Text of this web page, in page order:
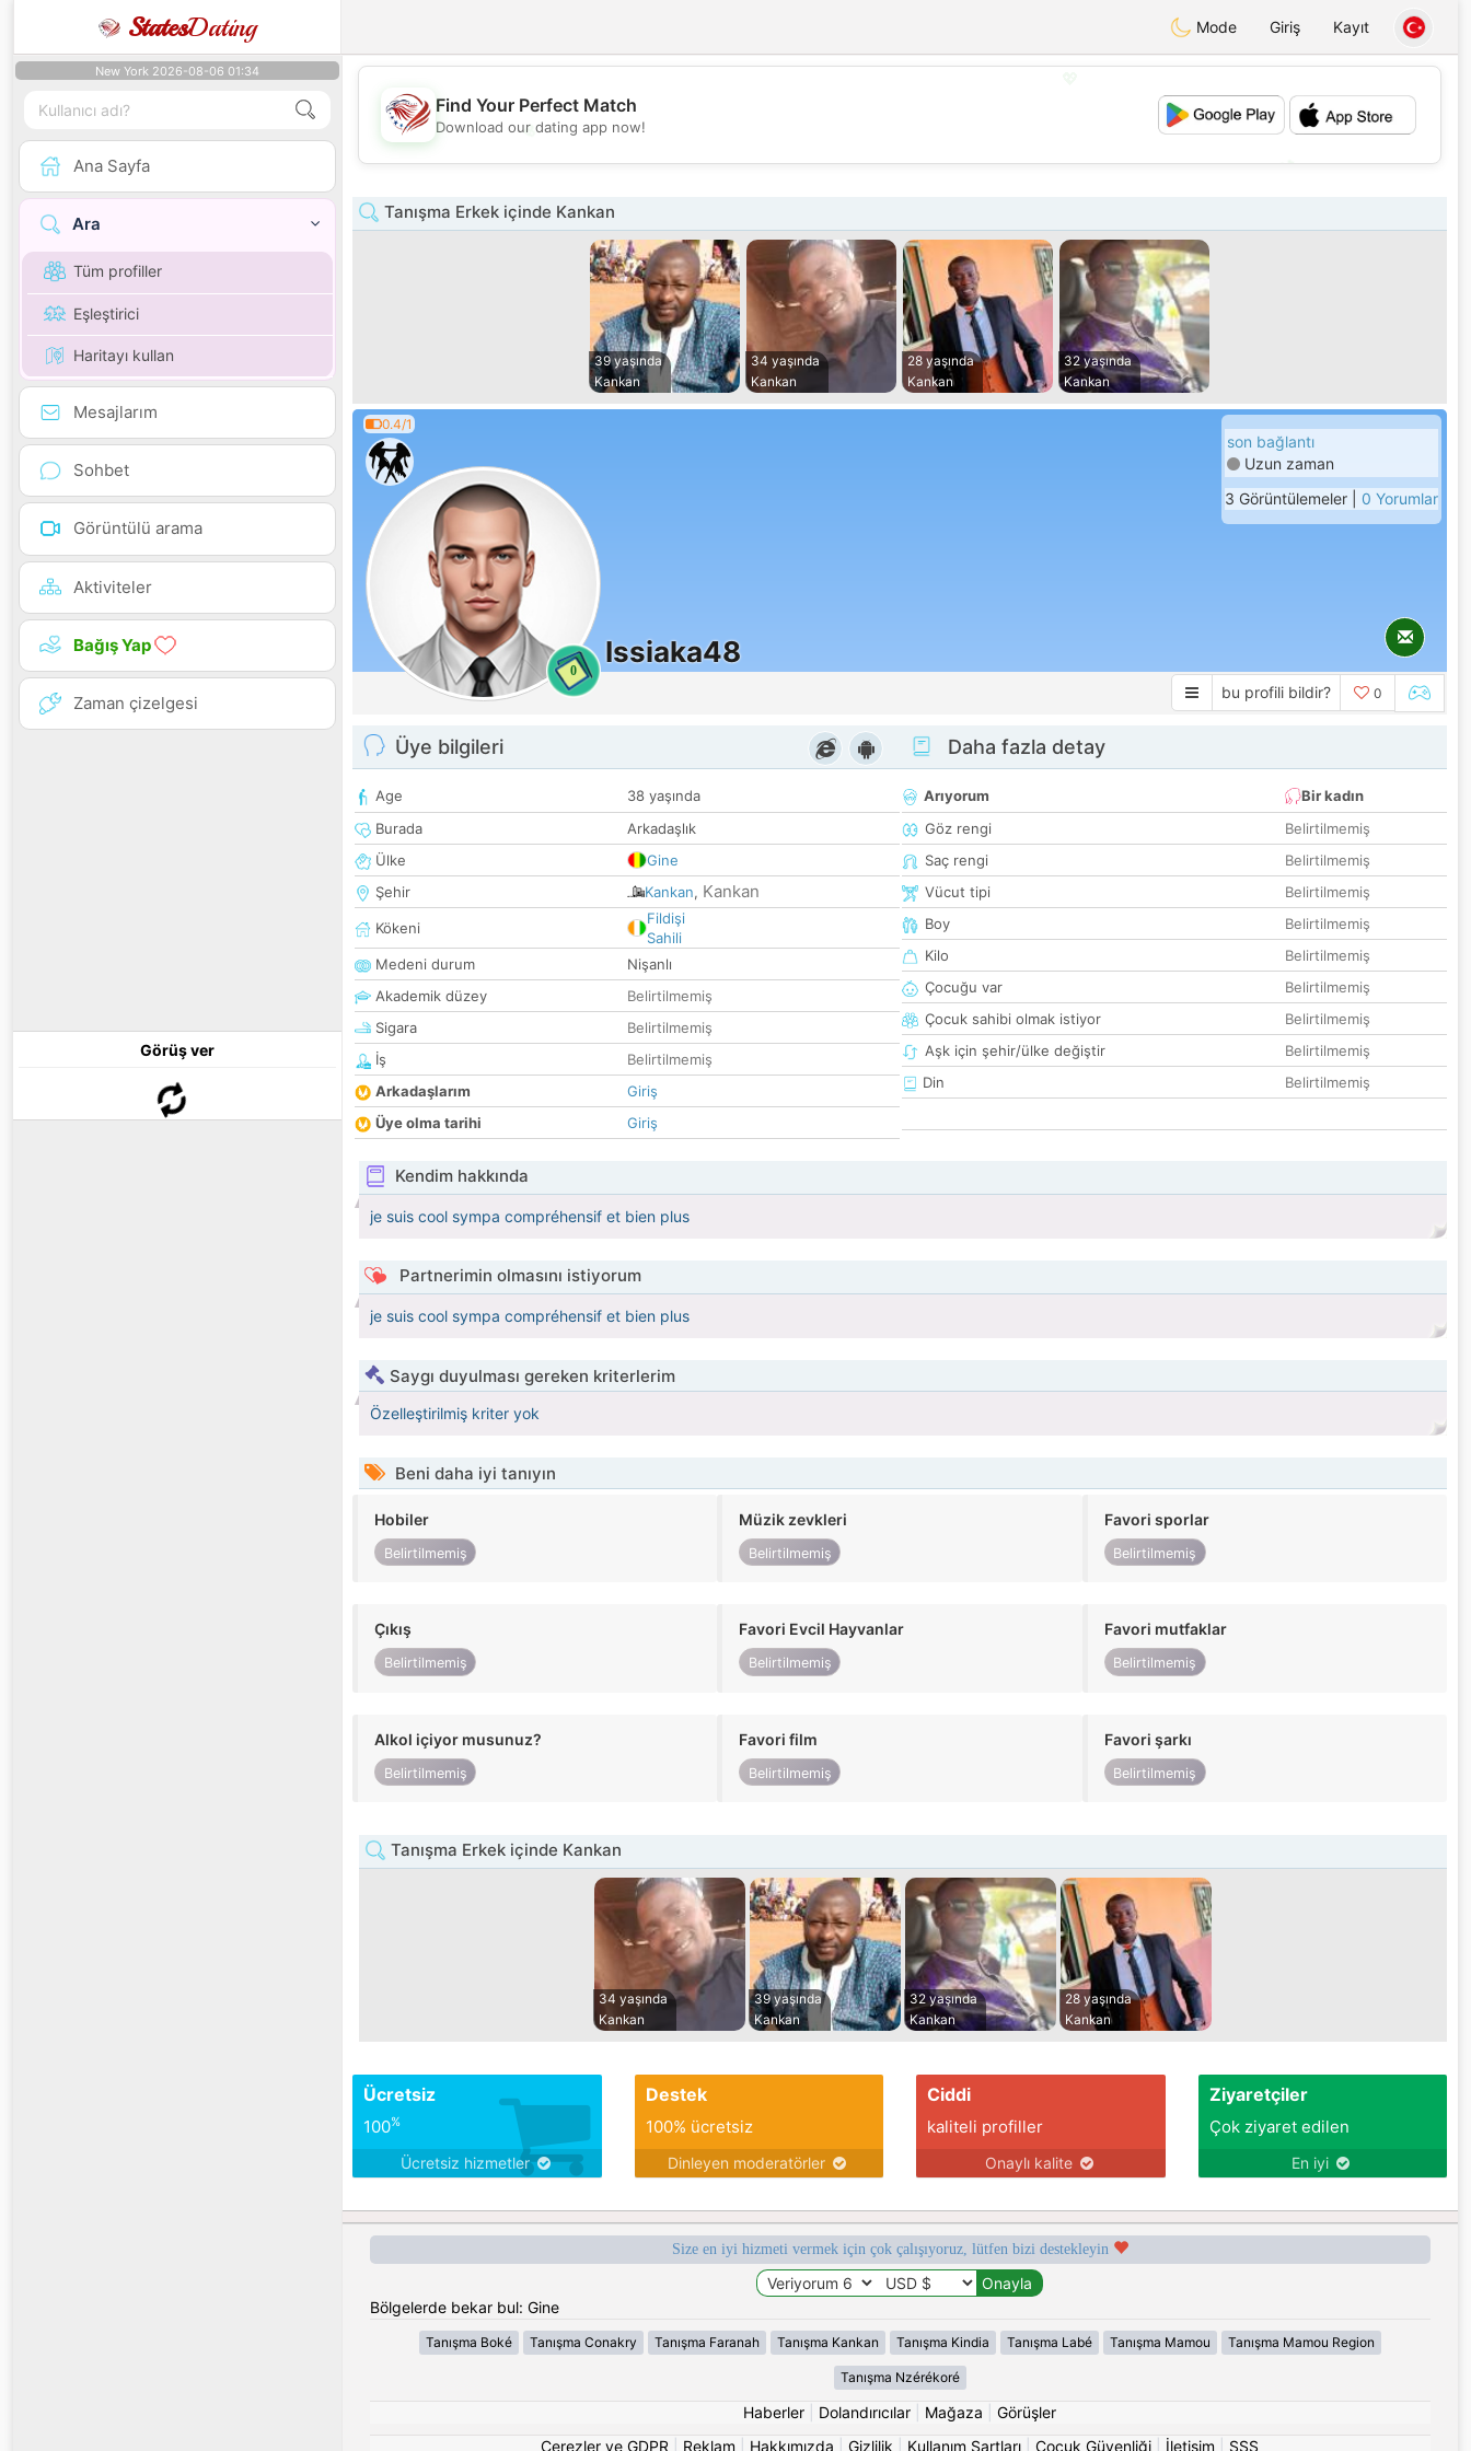
StatesDating Mode Giriş Kayıt
New York 2026-08-06 01:34
Ana Sayfa
Ara
Tüm profiller
Eşleştirici
Haritayı kullan
Mesajlarım
Sohbet
Görüntülü arama
Aktiviteler
Bağış Yap
Zaman çizelgesi
Görüş ver
💖
💕
Find Your Perfect Match
Download our dating app now!
Tanışma Erkek içinde Kankan
39 yaşında
Kankan
34 yaşında
Kankan
28 yaşında
Kankan
32 yaşında
Kankan
0.4/1
0
Issiaka48
son bağlantı
Uzun zaman
3 Görüntülemeler | 0 Yorumlar
bu profili bildir? 0
Üye bilgileri
Age
38 yaşında
Burada
Arkadaşlık
Ülke
Gine
Şehir
Kankan, Kankan
Kökeni
Fildişi
Sahili
Medeni durum
Nişanlı
Akademik düzey
Belirtilmemiş
Sigara
Belirtilmemiş
İş
Belirtilmemiş
Arkadaşlarım
Giriş
Üye olma tarihi
Giriş
Daha fazla detay
Arıyorum
Bir kadın
Göz rengi
Belirtilmemiş
Saç rengi
Belirtilmemiş
Vücut tipi
Belirtilmemiş
Boy
Belirtilmemiş
Kilo
Belirtilmemiş
Çocuğu var
Belirtilmemiş
Çocuk sahibi olmak istiyor
Belirtilmemiş
Aşk için şehir/ülke değiştir
Belirtilmemiş
Din
Belirtilmemiş
Kendim hakkında
je suis cool sympa compréhensif et bien plus
Partnerimin olmasını istiyorum
je suis cool sympa compréhensif et bien plus
Saygı duyulması gereken kriterlerim
Özelleştirilmiş kriter yok
Beni daha iyi tanıyın
Hobiler
Belirtilmemiş
Müzik zevkleri
Belirtilmemiş
Favori sporlar
Belirtilmemiş
Çıkış
Belirtilmemiş
Favori Evcil Hayvanlar
Belirtilmemiş
Favori mutfaklar
Belirtilmemiş
Alkol içiyor musunuz?
Belirtilmemiş
Favori film
Belirtilmemiş
Favori şarkı
Belirtilmemiş
Tanışma Erkek içinde Kankan
34 yaşında
Kankan
39 yaşında
Kankan
32 yaşında
Kankan
28 yaşında
Kankan
Ücretsiz
100%
Ücretsiz hizmetler
Destek
100% ücretsiz
Dinleyen moderatörler
Ciddi
kaliteli profiller
Onaylı kalite
Ziyaretçiler
Çok ziyaret edilen
En iyi
Size en iyi hizmeti vermek için çok çalışıyoruz, lütfen bizi destekleyin
Bölgelerde bekar bul: Gine
Tanışma Boké Tanışma Conakry Tanışma Faranah Tanışma Kankan Tanışma Kindia Tanışma Labé Tanışma Mamou Tanışma Mamou Region
Tanışma Nzérékoré
Haberler Dolandırıcılar Mağaza
Görüşler
Çerezler ve GDPR
Reklam Hakkımızda Gizlilik Kullanım Şartları Çocuk Güvenliği İletişim SSS